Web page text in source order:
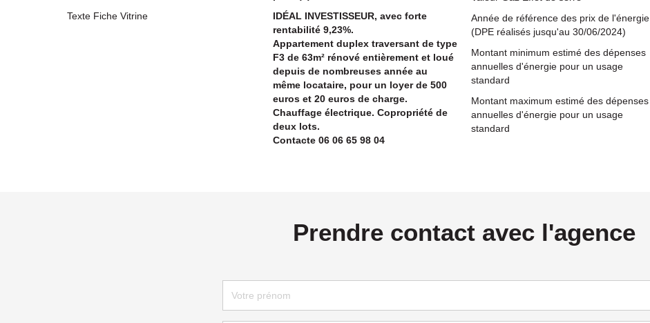
Année de référence des prix de l'énergie
(DPE réalisés jusqu'au 30/06/2024)
Montant minimum estimé des dépenses
annuelles d'énergie pour un usage
standard
Montant maximum estimé des dépenses
annuelles d'énergie pour un usage
standard
Texte Fiche Vitrine
IDÉAL INVESTISSEUR, avec forte
rentabilité 9,23%.
Appartement duplex traversant de type
F3 de 63m² rénové entièrement et loué
depuis de nombreuses année au
même locataire, pour un loyer de 500
euros et 20 euros de charge.
Chauffage électrique. Copropriété de
deux lots.
Contacte 06 06 65 98 04
Prendre contact avec l'agence